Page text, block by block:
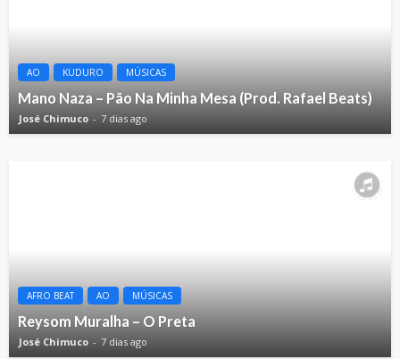
AO KUDURO MÚSICAS
Mano Naza – Pão Na Minha Mesa (Prod. Rafael Beats)
José Chimuco 7 dias ago
AFRO BEAT AO MÚSICAS
Reysom Muralha – O Preta
José Chimuco 7 dias ago